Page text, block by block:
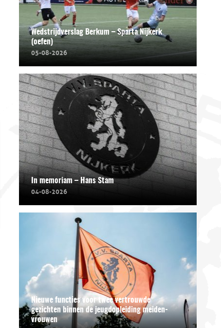
Wedstrijdverslag Berkum – Sparta Nijkerk
(oefen)
05-08-2026
In memoriam – Hans Stam
04-08-2026
Nieuwe functies voor twee vertrouwde
gezichten binnen de jeugdopleiding meiden-
vrouwen